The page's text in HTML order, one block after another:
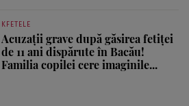
KFETELE
Acuzații grave după găsirea fetiței
de 11 ani dispărute în Bacău!
Familia copilei cere imaginile...